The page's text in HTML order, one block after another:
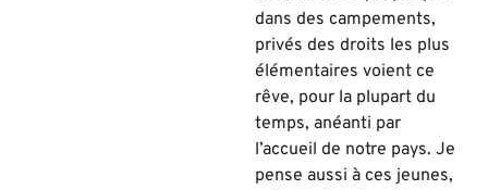
dans des campements,
privés des droits les plus
élémentaires voient ce
rêve, pour la plupart du
temps, anéanti par
l’accueil de notre pays. Je
pense aussi à ces jeunes,